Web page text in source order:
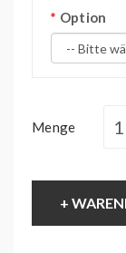
Option
Menge
+